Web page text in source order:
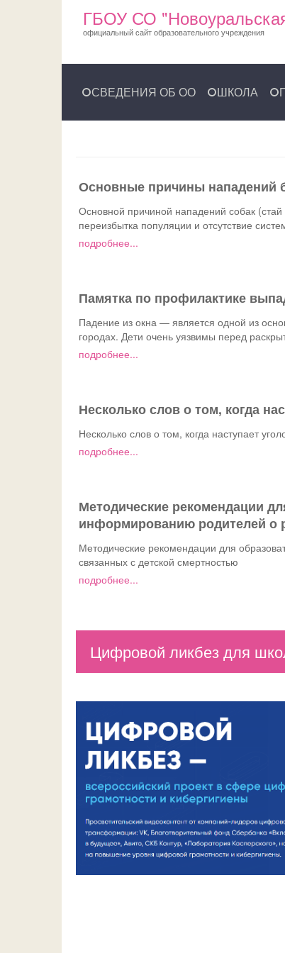
ГБОУ СО
официальный сайт образовательного учреждения
СВЕДЕНИЯ ОБ ОО ШКОЛА
Основные причины нападений
Основной причиной нападений собак
переизбытка популяции и отсутствие
подробнее...
Памятка по профилактике
Падение из окна — является одной из
городах. Дети очень уязвимы перед
подробнее...
Несколько слов о том, когда
Несколько слов о том, когда наступает
подробнее...
Методические рекомендации
информированию родителей о
Методические рекомендации для
связанных с детской смертностью
подробнее...
Цифровой ликбез для